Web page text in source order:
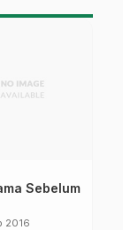
Sebelum
2016